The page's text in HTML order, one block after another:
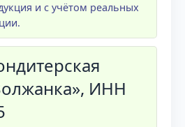
и с учётом реальных
ИНН